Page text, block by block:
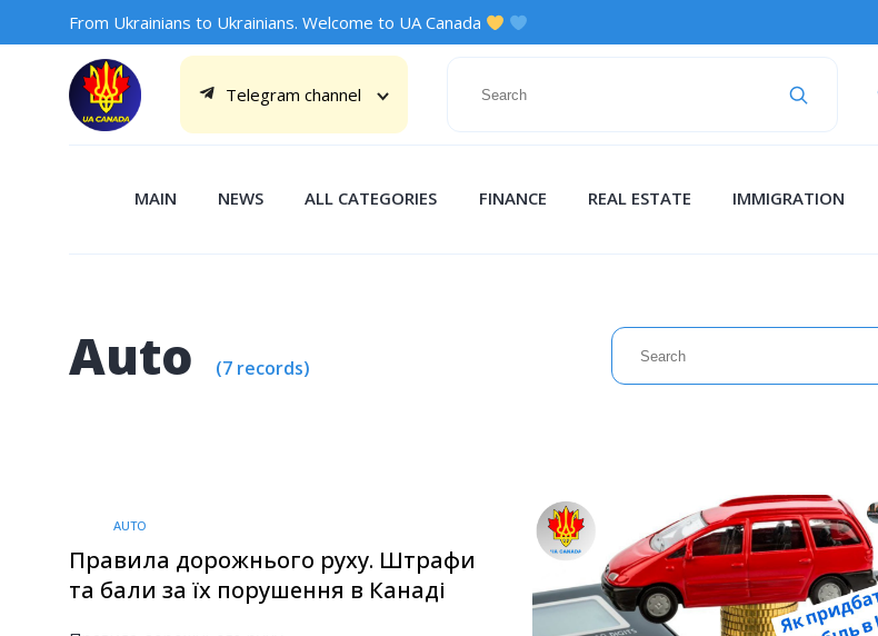
From Ukrainians to Ukrainians. Welcome to UA Canada
Telegram channel
MAIN NEWS ALL CATEGORIES FINANCE REAL ESTATE IMMIGRATION
Auto (7 records)
AUTO
Правила дорожнього руху. Штрафи
та бали за їх порушення в Канаді